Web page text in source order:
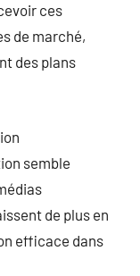
ces
de marché,
des plans
semble
de plus en
efficace dans